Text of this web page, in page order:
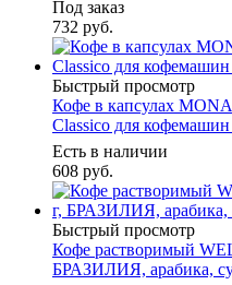
Под заказ
732 руб.
Быстрый просмотр
Кофе в капсулах
Classico для
Есть в наличии
608 руб.
Быстрый просмотр
Кофе растворимый
БРАЗИЛИЯ, арабика,